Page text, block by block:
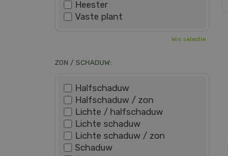
Heester
Vaste plant
Wis selectie
ZON / SCHADUW:
Halfschaduw
Halfschaduw / zon
Lichte / halfschaduw
Lichte schaduw
Lichte schaduw / zon
Schaduw